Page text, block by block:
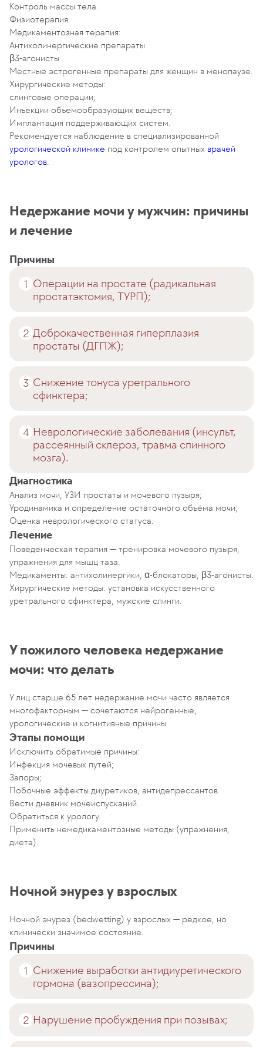
Контроль массы тела.
Физиотерапия
Медикаментозная терапия:
Антихолинергические препараты
β3-агонисты
Местные эстрогенные препараты для женщин в менопаузе.
Хирургические методы:
слинговые операции;
Инъекции объемообразующих веществ;
Имплантация поддерживающих систем.
Рекомендуется наблюдение в специализированной
урологической клинике под контролем опытных врачей
урологов.
Недержание мочи у мужчин: причины
и лечение
Причины
Операции на простате (радикальная
простатэктомия, ТУРП);
Доброкачественная гиперплазия
простаты (ДГПЖ);
Снижение тонуса уретрального
сфинктера;
Неврологические заболевания (инсульт,
рассеянный склероз, травма спинного
мозга).
Диагностика
Анализ мочи, УЗИ простаты и мочевого пузыря;
Уродинамика и определение остаточного объёма мочи;
Оценка неврологического статуса.
Лечение
Поведенческая терапия — тренировка мочевого пузыря,
упражнения для мышц таза.
Медикаменты: антихолинергики, α-блокаторы, β3-агонисты.
Хирургические методы: установка искусственного
уретрального сфинктера, мужские слинги.
У пожилого человека недержание
мочи: что делать
У лиц старше 65 лет недержание мочи часто является
многофакторным — сочетаются нейрогенные,
урологические и когнитивные причины.
Этапы помощи
Исключить обратимые причины:
Инфекция мочевых путей;
Запоры;
Побочные эффекты диуретиков, антидепрессантов.
Вести дневник мочеиспусканий.
Обратиться к урологу.
Применить немедикаментозные методы (упражнения,
диета).
Ночной энурез у взрослых
Ночной энурез (bedwetting) у взрослых — редкое, но
клинически значимое состояние.
Причины
Снижение выработки антидиуретического
гормона (вазопрессина);
Нарушение пробуждения при позывах;